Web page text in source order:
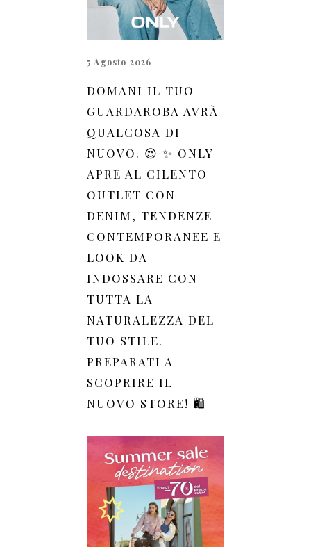
5 Agosto 2026
DOMANI IL TUO
GUARDAROBA AVRÀ
QUALCOSA DI
NUOVO. 😍 ✨ ONLY
APRE AL CILENTO
OUTLET CON
DENIM, TENDENZE
CONTEMPORANEE E
LOOK DA
INDOSSARE CON
TUTTA LA
NATURALEZZA DEL
TUO STILE.
PREPARATI A
SCOPRIRE IL
NUOVO STORE! 🛍️